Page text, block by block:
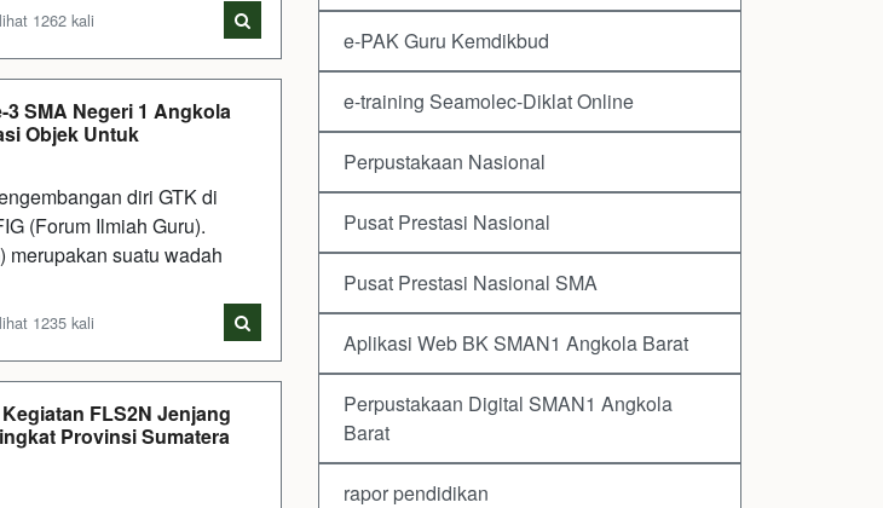
1262 kali
SMA Negeri 1 Angkola
Objek Untuk
diri GTK di
(Forum Ilmiah Guru).
merupakan suatu wadah
1235 kali
FLS2N Jenjang
Provinsi Sumatera
e-PAK Guru Kemdikbud
e-training Seamolec-Diklat Online
Perpustakaan Nasional
Pusat Prestasi Nasional
Pusat Prestasi Nasional SMA
Aplikasi Web BK SMAN1 Angkola Barat
Perpustakaan Digital SMAN1 Angkola
Barat
rapor pendidikan